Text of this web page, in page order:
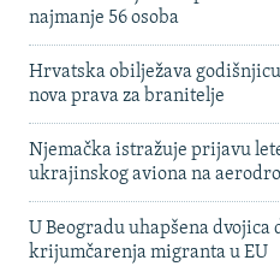
najmanje 56 osoba
Hrvatska obilježava
nova prava za branitelje
Njemačka istražuje prijavu
ukrajinskog aviona na
U Beogradu uhapšena
krijumčarenja migranta u EU